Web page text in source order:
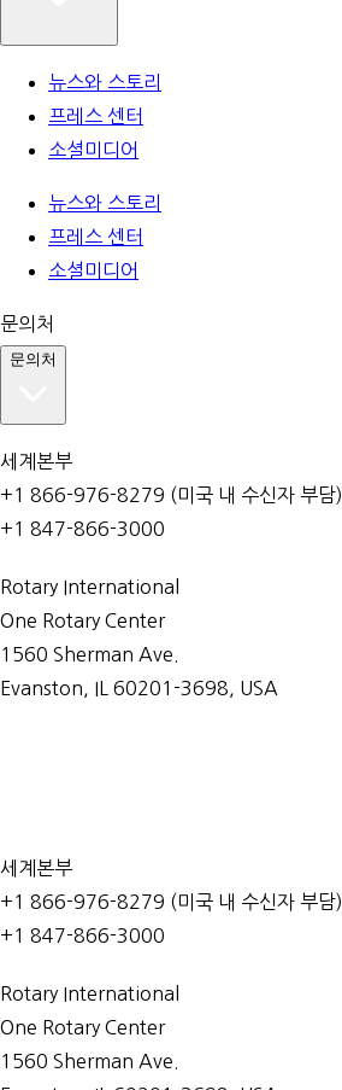
뉴스와 스토리
프레스 센터
소셜미디어
뉴스와 스토리
프레스 센터
소셜미디어
문의처
문의처
세계본부
+1 866-976-8279 (미국 내 수신자 부담)
+1 847-866-3000
Rotary International
One Rotary Center
1560 Sherman Ave.
Evanston, IL 60201-3698, USA
세계본부
+1 866-976-8279 (미국 내 수신자 부담)
+1 847-866-3000
Rotary International
One Rotary Center
1560 Sherman Ave.